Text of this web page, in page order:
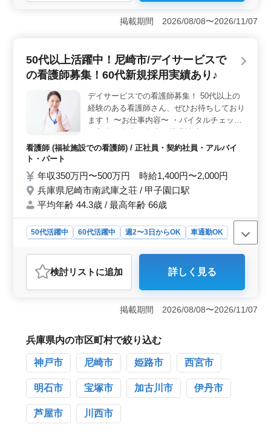
車板金塗装工場で、板金塗装工の募集です。小型車や普
通自動車などの車種に関わる業務を担当し、下地工程か
ら磨き作業まで幅広くお任せします。 【待遇・条
れます。賞与は年2回支給され、残業は月10時間程度と少
なめです。車通勤も可能で、無料の駐車場も完備されて
います。 【自動車業界でのキャリア】 兵庫県加西
市に位置する自動車板金塗装工場での勤務です。自動車
の板金塗装やコーティング業務に携わり、経験豊富な方
が多数活躍しています。男性が8割を占める環境で、自動
車整備業におけるキャリアを築くチャンスです。
掲載期間 2026/08/08〜2026/11/07
50代以上活躍中！尼崎市/デイサービスで
の看護師募集！60代新規採用実績あり♪
デイサービスでの看護師募集！ 50代以上の
経験のある看護師さん、ぜひお待ちしており
ます！ 〜お仕事内容〜 ・バイタルチェック
ント ・土曜日勤務できる方、優遇します！
用者さまが自分らしく輝けるよう、一緒にお
手伝いしませんか？ ご応募お待ちしており
ます。
看護師 (福祉施設での看護師) / 正社員・契約社員・アルバイ
ト・パート
年収350万円〜500万円 時給1,400円〜2,000円
兵庫県尼崎市南武庫之荘 / 甲子園口駅
平均年齢 44.3歳 / 最高年齢 66歳
50代活躍中 60代活躍中 週2〜3日からOK
車通勤OK
おすすめポイント
＜50代以上の看護師が活躍中！60代の新規採用実績もあ
り♪＞ 尼崎市のデイサービスでは、経験豊富な看護師さ
んが大活躍しています。特に50代以上の方々が多く、そ
けています。また、60代の看護師さんの新規採用実績も
あり、年齢に関係なく活躍の場が広がっています。
＜個性を尊重する職場＞ デイサービスでは利用者の
方々が自分らしく輝けるよう、個性を尊重したサービス
が提供されています。看護師さんもその一翼を担い、利
用者の方々と共に笑顔で過ごす時間をサポートしていま
す。土曜日勤務が可能な方は優遇されるなど、働きやす
い環境が整っています。 ＜多彩な業務内容＞ デイ
検討リスト に追加 詳しく見る
掲載期間 2026/08/08〜2026/11/07
兵庫県内の市区町村で絞り込む
神戸市 尼崎市 姫路市 西宮市
明石市 宝塚市 加古川市 伊丹市
芦屋市 川西市